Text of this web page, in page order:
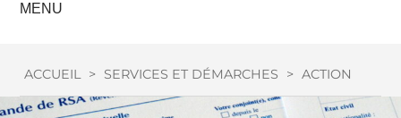
MENU
ACCUEIL > SERVICES ET DÉMARCHES > ACTION